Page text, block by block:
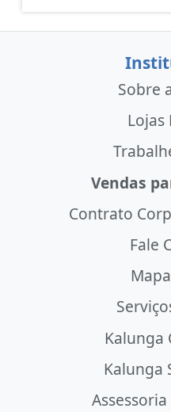
Sobre
Lojas
Vendas
Contrato
Fale
Kalunga
Kalunga